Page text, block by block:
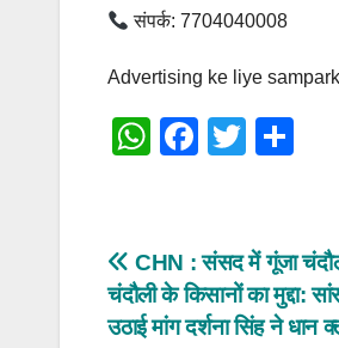
संपर्क: 7704040008
Advertising ke liye
W
s
A
p
F
e
b
o
T
er e
Post
navigation
CHN : संसद में गूंजा
चंदौली के किसानों का मुद्दा:
उठाई मांग दर्शना सिंह ने धान